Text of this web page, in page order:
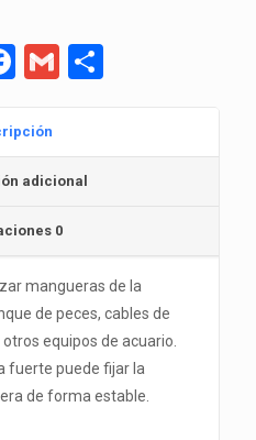
Facebook
Gmail
adicional
0
mangueras de la
de peces, cables de
equipos de acuario.
fuerte puede fijar la
de forma estable.